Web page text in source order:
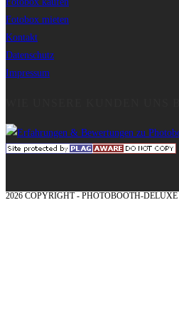
Fotobox mieten
Kontakt
Datenschutz
Impressum
2026 COPYRIGHT - PHOTOBOOTH-DELUXE |